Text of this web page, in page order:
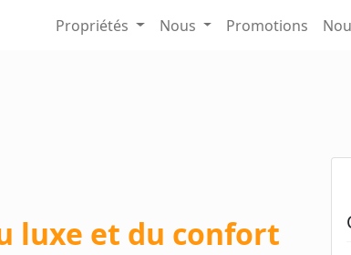
Propriétés Nous Promotions
luxe et du confort